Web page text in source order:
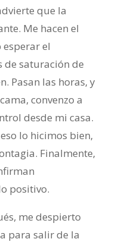
que la
Me hacen el
el
de saturación de
Pasan las horas, y
convenzo a
desde mi casa.
lo hicimos bien,
Finalmente,
positivo.
me despierto
para salir de la